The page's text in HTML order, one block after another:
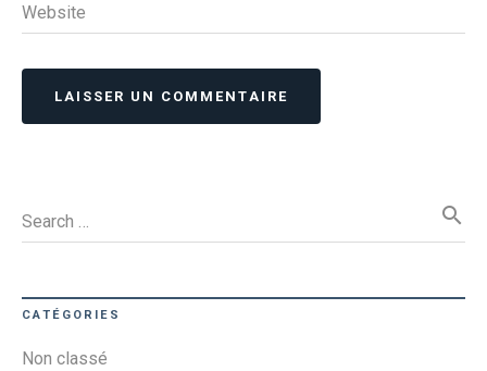
Website
LAISSER UN COMMENTAIRE
Search … search
CATÉGORIES
Non classé